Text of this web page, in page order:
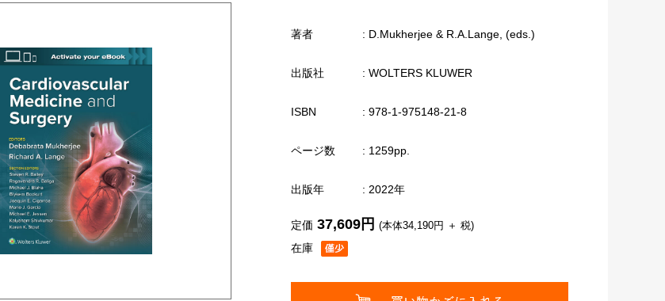
著者 : D.Mukherjee & R.A.Lange, (eds.)
出版社 : WOLTERS KLUWER
ISBN : 978-1-975148-21-8
ページ数 : 1259pp.
出版年 : 2022年
在庫
定価 37,609円 (本体34,190円 ＋ 税)